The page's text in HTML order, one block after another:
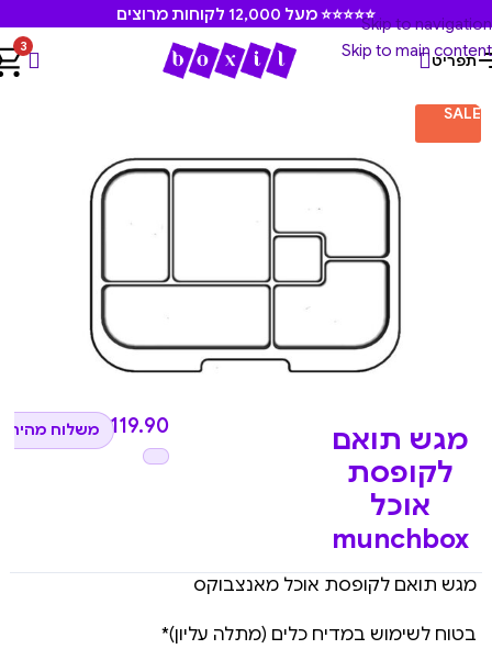
Skip to navigation
Skip to main content
⭐⭐⭐⭐⭐ מעל 12,000 לקוחות מרוצים
תפריט
3
אוכל
מגשים, חוצצים וחלקים משלימים לקופסאות אוכל
SALE
מגש תואם
לקופסת
אוכל
munchbox
₪119.90 משלוח מהיר
מגש תואם לקופסת אוכל מאנצבוקס
בטוח לשימוש במדיח כלים (מתלה עליון)*